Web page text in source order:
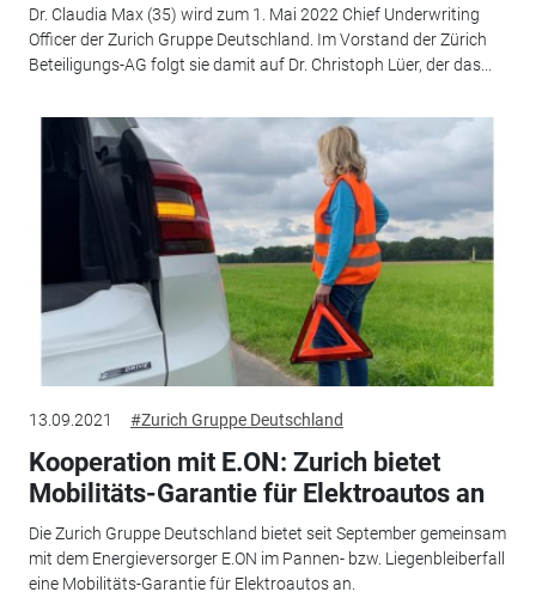
Dr. Claudia Max (35) wird zum 1. Mai 2022 Chief Underwriting
Officer der Zurich Gruppe Deutschland. Im Vorstand der Zürich
Beteiligungs-AG folgt sie damit auf Dr. Christoph Lüer, der das...
13.09.2021 #Zurich Gruppe Deutschland
Kooperation mit E.ON: Zurich bietet
Mobilitäts-Garantie für Elektroautos an
Die Zurich Gruppe Deutschland bietet seit September gemeinsam
mit dem Energieversorger E.ON im Pannen- bzw. Liegenbleiberfall
eine Mobilitäts-Garantie für Elektroautos an.